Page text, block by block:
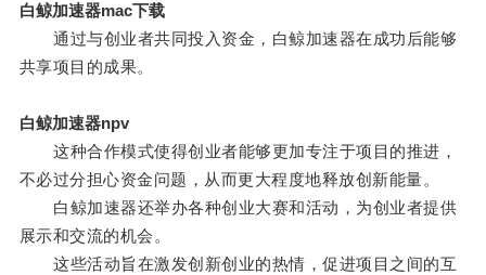
白鲸加速器mac下载
通过与创业者共同投入资金，白鲸加速器在成功后能够
共享项目的成果。
白鲸加速器npv
这种合作模式使得创业者能够更加专注于项目的推进，
不必过分担心资金问题，从而更大程度地释放创新能量。
白鲸加速器还举办各种创业大赛和活动，为创业者提供
展示和交流的机会。
这些活动旨在激发创新创业的热情，促进项目之间的互